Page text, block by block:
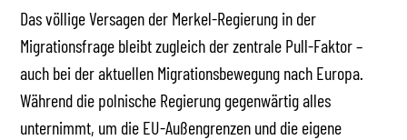
Das völlige Versagen der Merkel-Regierung in der
Migrationsfrage bleibt zugleich der zentrale Pull-Faktor –
auch bei der aktuellen Migrationsbewegung nach Europa.
Während die polnische Regierung gegenwärtig alles
unternimmt, um die EU-Außengrenzen und die eigene